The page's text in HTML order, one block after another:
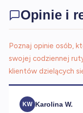
Opinie i
Poznaj opinie osób,
swojej codziennej
klientów dzielących
KW Karolina W.